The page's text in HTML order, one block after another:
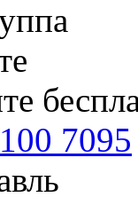
7095